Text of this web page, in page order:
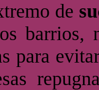
de
barrios,
para